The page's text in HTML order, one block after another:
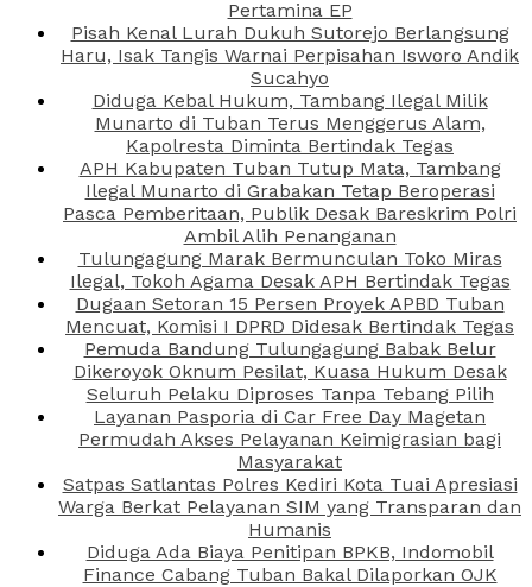
Pertamina EP
Pisah Kenal Lurah Dukuh Sutorejo Berlangsung
Haru, Isak Tangis Warnai Perpisahan Isworo Andik
Sucahyo
Diduga Kebal Hukum, Tambang Ilegal Milik
Munarto di Tuban Terus Menggerus Alam,
Kapolresta Diminta Bertindak Tegas
APH Kabupaten Tuban Tutup Mata, Tambang
Ilegal Munarto di Grabakan Tetap Beroperasi
Pasca Pemberitaan, Publik Desak Bareskrim Polri
Ambil Alih Penanganan
Tulungagung Marak Bermunculan Toko Miras
Ilegal, Tokoh Agama Desak APH Bertindak Tegas
Dugaan Setoran 15 Persen Proyek APBD Tuban
Mencuat, Komisi I DPRD Didesak Bertindak Tegas
Pemuda Bandung Tulungagung Babak Belur
Dikeroyok Oknum Pesilat, Kuasa Hukum Desak
Seluruh Pelaku Diproses Tanpa Tebang Pilih
Layanan Pasporia di Car Free Day Magetan
Permudah Akses Pelayanan Keimigrasian bagi
Masyarakat
Satpas Satlantas Polres Kediri Kota Tuai Apresiasi
Warga Berkat Pelayanan SIM yang Transparan dan
Humanis
Diduga Ada Biaya Penitipan BPKB, Indomobil
Finance Cabang Tuban Bakal Dilaporkan OJK